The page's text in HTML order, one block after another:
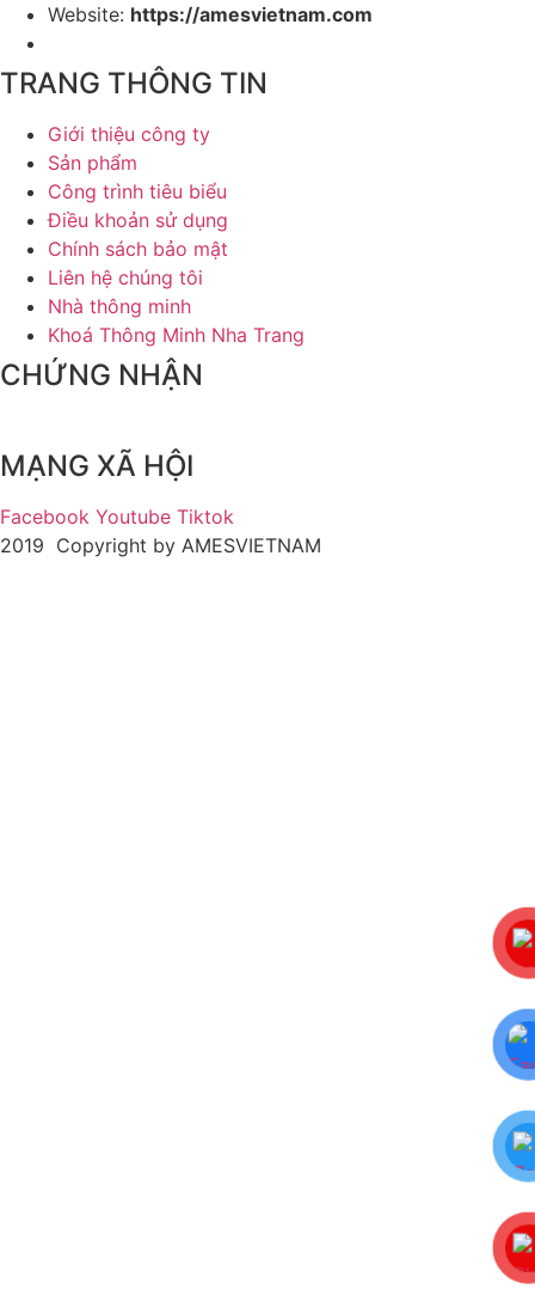
Website: https://amesvietnam.com
TRANG THÔNG TIN
Giới thiệu công ty
Sản phẩm
Công trình tiêu biểu
Điều khoản sử dụng
Chính sách bảo mật
Liên hệ chúng tôi
Nhà thông minh
Khoá Thông Minh Nha Trang
CHỨNG NHẬN
MẠNG XÃ HỘI
Facebook Youtube Tiktok
2019 Copyright by AMESVIETNAM